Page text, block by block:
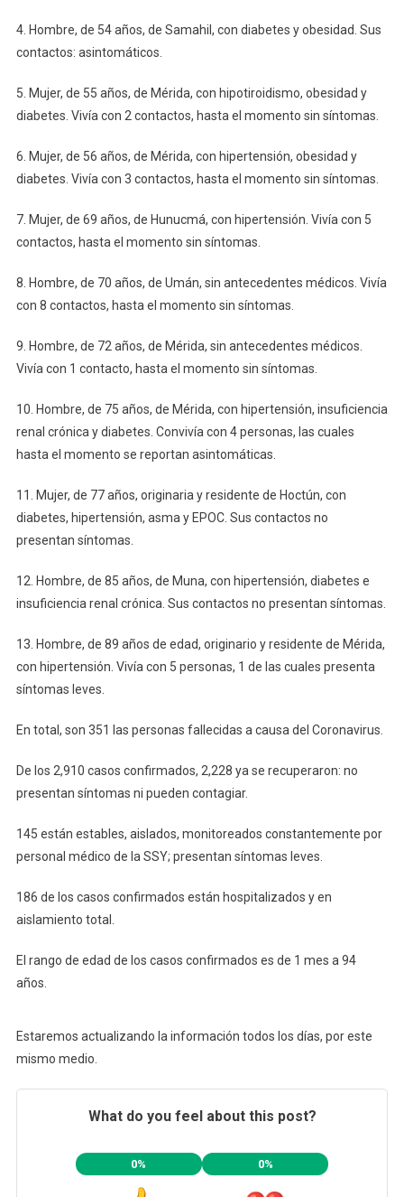
4. Hombre, de 54 años, de Samahil, con diabetes y obesidad. Sus
contactos: asintomáticos.
5. Mujer, de 55 años, de Mérida, con hipotiroidismo, obesidad y
diabetes. Vivía con 2 contactos, hasta el momento sin síntomas.
6. Mujer, de 56 años, de Mérida, con hipertensión, obesidad y
diabetes. Vivía con 3 contactos, hasta el momento sin síntomas.
7. Mujer, de 69 años, de Hunucmá, con hipertensión. Vivía con 5
contactos, hasta el momento sin síntomas.
8. Hombre, de 70 años, de Umán, sin antecedentes médicos. Vivía
con 8 contactos, hasta el momento sin síntomas.
9. Hombre, de 72 años, de Mérida, sin antecedentes médicos.
Vivía con 1 contacto, hasta el momento sin síntomas.
10. Hombre, de 75 años, de Mérida, con hipertensión, insuficiencia
renal crónica y diabetes. Convivía con 4 personas, las cuales
hasta el momento se reportan asintomáticas.
11. Mujer, de 77 años, originaria y residente de Hoctún, con
diabetes, hipertensión, asma y EPOC. Sus contactos no
presentan síntomas.
12. Hombre, de 85 años, de Muna, con hipertensión, diabetes e
insuficiencia renal crónica. Sus contactos no presentan síntomas.
13. Hombre, de 89 años de edad, originario y residente de Mérida,
con hipertensión. Vivía con 5 personas, 1 de las cuales presenta
síntomas leves.
En total, son 351 las personas fallecidas a causa del Coronavirus.
De los 2,910 casos confirmados, 2,228 ya se recuperaron: no
presentan síntomas ni pueden contagiar.
145 están estables, aislados, monitoreados constantemente por
personal médico de la SSY; presentan síntomas leves.
186 de los casos confirmados están hospitalizados y en
aislamiento total.
El rango de edad de los casos confirmados es de 1 mes a 94
años.
Estaremos actualizando la información todos los días, por este
mismo medio.
What do you feel about this post?
0% 0%